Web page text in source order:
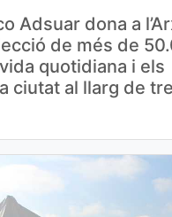
Adsuar dona a
de més de
quotidiana i els
ciutat al llarg de